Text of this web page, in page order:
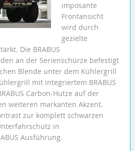
imposante
Frontansicht
wird durch
gezielte
Die BRABUS
an der Serienschürze befestigt
Blende unter dem Kühlergrill
mit integriertem BRABUS
Carbon-Hutze auf der
weiteren markanten Akzent.
zur komplett schwarzen
in
Ausführung.